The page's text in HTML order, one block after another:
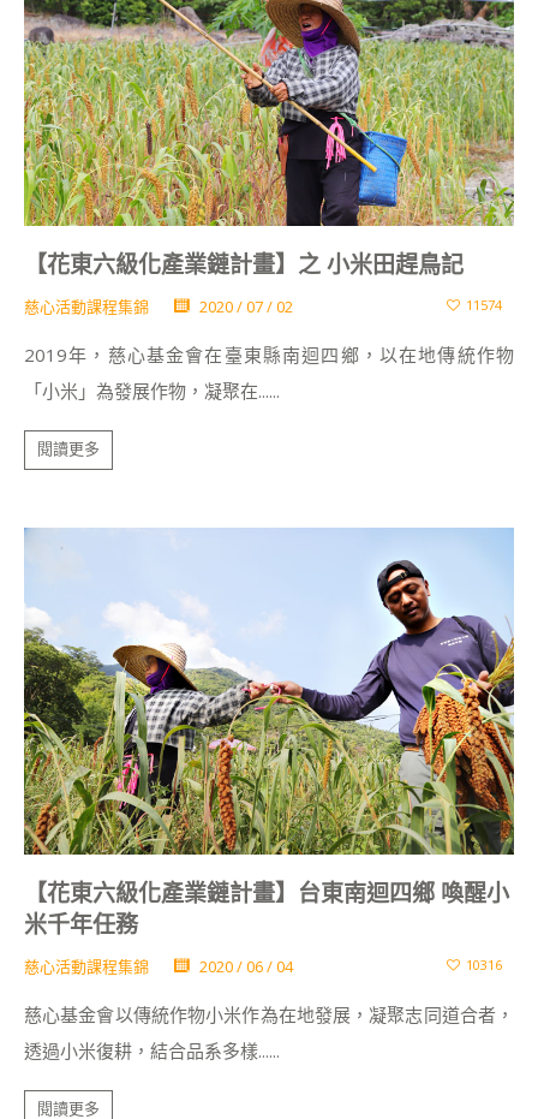
【花東六級化產業鏈計畫】之 小米田趕鳥記
慈心活動課程集錦 2020 / 07 / 02 11574
2019年，慈心基金會在臺東縣南迴四鄉，以在地傳統作物
「小米」為發展作物，凝聚在......
閱讀更多
【花東六級化產業鏈計畫】台東南迴四鄉 喚醒小
米千年任務
慈心活動課程集錦 2020 / 06 / 04 10316
慈心基金會以傳統作物小米作為在地發展，凝聚志同道合者，
透過小米復耕，結合品系多樣......
閱讀更多